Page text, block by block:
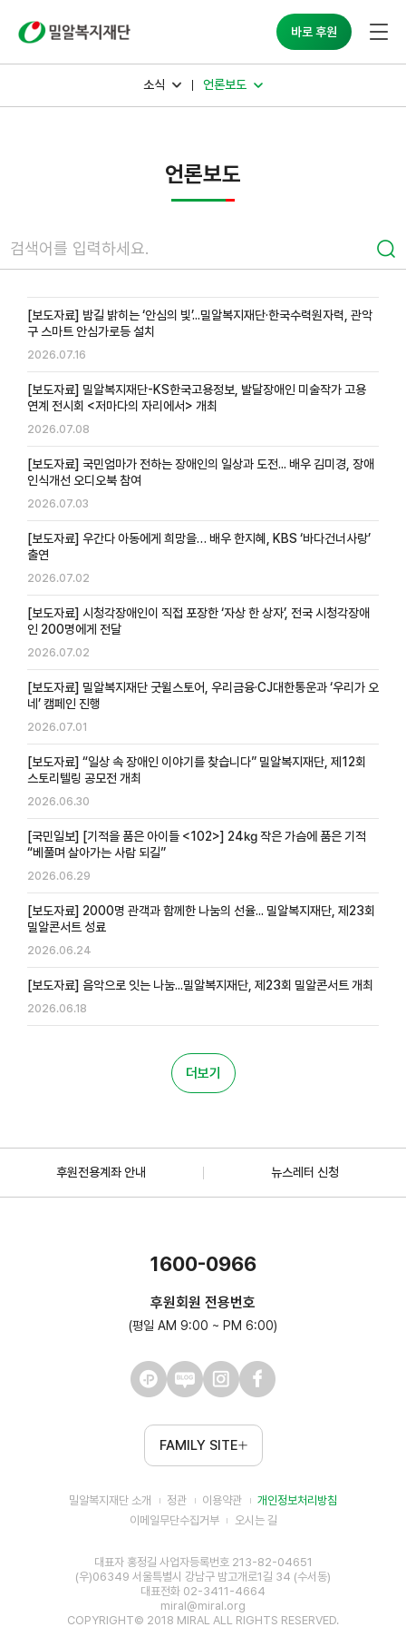
바로 후원
소식 언론보도
언론보도
[보도자료] 밤길 밝히는 ‘안심의 빛’...밀알복지재단·한국수력원자력, 관악
구 스마트 안심가로등 설치
2026.07.16
[보도자료] 밀알복지재단-KS한국고용정보, 발달장애인 미술작가 고용
연계 전시회 <저마다의 자리에서> 개최
2026.07.08
[보도자료] 국민엄마가 전하는 장애인의 일상과 도전... 배우 김미경, 장애
인식개선 오디오북 참여
2026.07.03
[보도자료] 우간다 아동에게 희망을… 배우 한지혜, KBS ‘바다건너사랑’
출연
2026.07.02
[보도자료] 시청각장애인이 직접 포장한 ‘자상 한 상자’, 전국 시청각장애
인 200명에게 전달
2026.07.02
[보도자료] 밀알복지재단 굿윌스토어, 우리금융·CJ대한통운과 ‘우리가 오
네’ 캠페인 진행
2026.07.01
[보도자료] “일상 속 장애인 이야기를 찾습니다” 밀알복지재단, 제12회
스토리텔링 공모전 개최
2026.06.30
[국민일보] [기적을 품은 아이들 <102>] 24㎏ 작은 가슴에 품은 기적
“베풀며 살아가는 사람 되길”
2026.06.29
[보도자료] 2000명 관객과 함께한 나눔의 선율... 밀알복지재단, 제23회
밀알콘서트 성료
2026.06.24
[보도자료] 음악으로 잇는 나눔...밀알복지재단, 제23회 밀알콘서트 개최
2026.06.18
더보기
후원전용계좌 안내 뉴스레터 신청
1600-0966
후원회원 전용번호
(평일 AM 9:00 ~ PM 6:00)
FAMILY SITE
밀알복지재단 소개 정관 이용약관
개인정보처리방침
이메일무단수집거부
오시는 길
대표자 홍정길 사업자등록번호 213-82-04651
(우)06349 서울특별시 강남구 밤고개로1길 34 (수서동)
대표전화 02-3411-4664
miral@miral.org
COPYRIGHT© 2018 MIRAL ALL RIGHTS RESERVED.